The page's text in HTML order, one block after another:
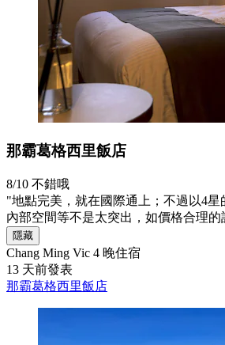
那霸葛格西里飯店
8/10 不錯哦
"地點完美，就在國際通上；不過以4星
內部空間等不是太突出，如價格合理
隱藏
Chang Ming Vic 4 晚住宿
13 天前發表
那霸葛格西里飯店